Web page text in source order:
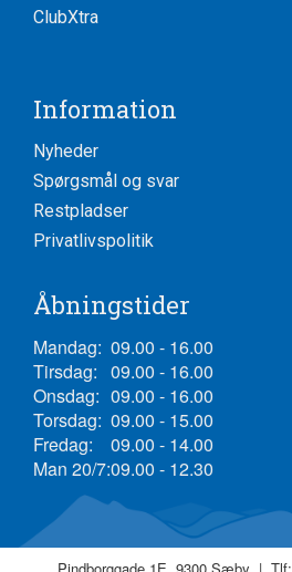
ClubXtra
Information
Nyheder
Spørgsmål og svar
Restpladser
Privatlivspolitik
Åbningstider
Mandag: 09.00 - 16.00
Tirsdag: 09.00 - 16.00
Onsdag: 09.00 - 16.00
Torsdag: 09.00 - 15.00
Fredag:
09.00 - 14.00
Man 20/7:09.00 - 12.30